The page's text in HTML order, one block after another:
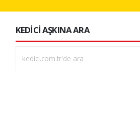
KEDİCİ AŞKINA ARA